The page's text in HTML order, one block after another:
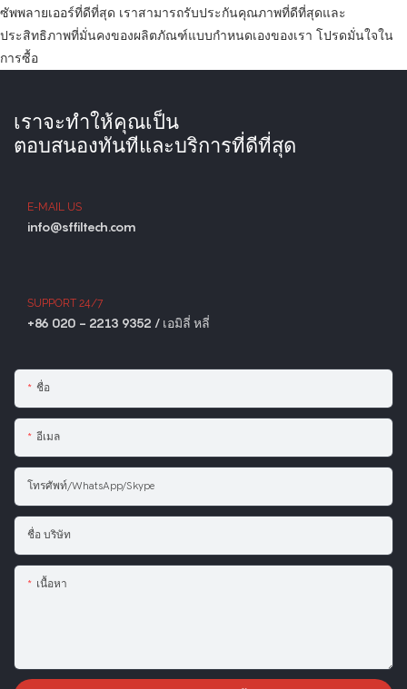
ซัพพลายเออร์ที่ดีที่สุด เราสามารถรับประกันคุณภาพที่ดีที่สุดและ
ประสิทธิภาพที่มั่นคงของผลิตภัณฑ์แบบกำหนดเองของเรา โปรดมั่นใจใน
การซื้อ
เราจะทำให้คุณเป็น
ตอบสนองทันทีและบริการที่ดีที่สุด
E-MAIL US
info@sffiltech.com
SUPPORT 24/7
+86 020 - 2213 9352 / เอมิลี่ หลี่
ชื่อ
อีเมล
โทรศัพท์/WhatsApp/Skype
ชื่อ บริษัท
เนื้อหา